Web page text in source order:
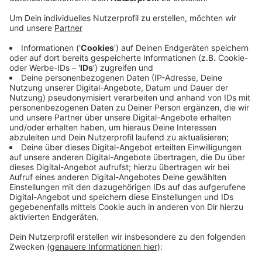
das Oberverwaltungsgericht Münster entschieden.
ist seit 1997 an Wochenenden und Feiertagen für
Motorräder gesperrt. Ein Motorradfahrer wollte das
per Eilantrag aufheben lassen, weil es seiner Ansicht
nach verbesserte Schutzeinrichtungen gibt. Das
Oberverwaltungsgericht urteilte, das Interesse an der
Sicherheit im Straßenverkehr stehe über den
Interessen des Motorradfahrers, den Bereich befahren
zu dürfen.
In erster Instanz hatte das Verwaltungsgericht
Aachen den Antrag abgelehnt.
Anzeige